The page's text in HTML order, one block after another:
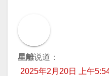
星離说道：
2025年2月20日 上午